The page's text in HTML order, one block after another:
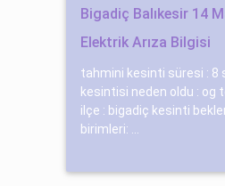
Bigadiç Balıkesir 14
Elektrik Arıza Bilgisi
tahmini kesinti süresi : 8
kesintisi neden oldu : og
ilçe : bigadiç kesinti
birimleri: ...